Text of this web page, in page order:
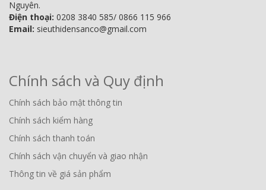
Nguyên.
Điện thoại: 0208 3840 585/ 0866 115 966
Email: sieuthidensanco@gmail.com
Chính sách và Quy định
Chính sách bảo mật thông tin
Chính sách kiểm hàng
Chính sách thanh toán
Chính sách vận chuyển và giao nhận
Thông tin về giá sản phẩm